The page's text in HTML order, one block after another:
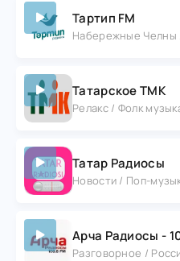
Тартип FM
Татарское ТМК
Релакс / Фолк
Татар Радиосы
Новости / Поп-
Арча Радиосы -
Разговорное /